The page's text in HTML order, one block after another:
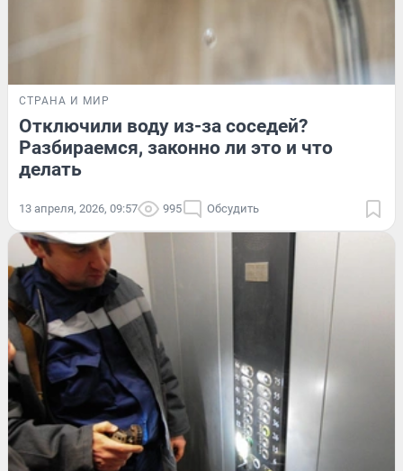
СТРАНА И МИР
Отключили воду из-за соседей?
Разбираемся, законно ли это и что
делать
13 апреля, 2026, 09:57 995 Обсудить